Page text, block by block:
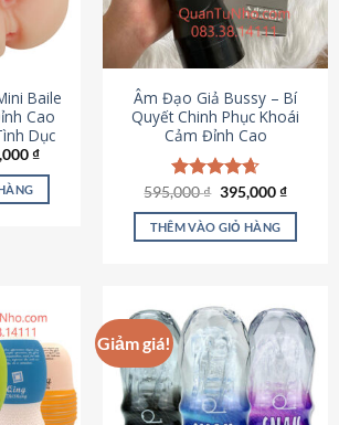
Baile
Cao
Dục
₫.
₫Giá
tại
Âm Đạo Giả Bussy – Bí
Quyết Chinh Phục Khoái
Cảm Đỉnh Cao
Được xếp
hạng4.64
5 sao
595,000₫ Giá
là:
595,000 ₫.
395,000₫Giá
tại
THÊM VÀO GIỎ HÀNG
Giảm giá!